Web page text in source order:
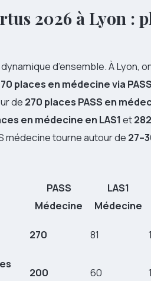
2026 à Lyon :
d’ensemble. À Lyon,
places en médecine via
de 270 places PASS en
en médecine en LAS1 et
médecine tourne autour de
PASS
Médecine
LAS1
Médecine
270 81
200 60